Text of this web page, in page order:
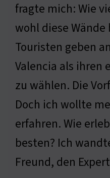
fragte mich: Wie
wohl diese
Touristen geben
Valencia als ihren
zu wählen. Die
Doch ich wollte
erfahren. Wie
besten? Ich
Freund, den